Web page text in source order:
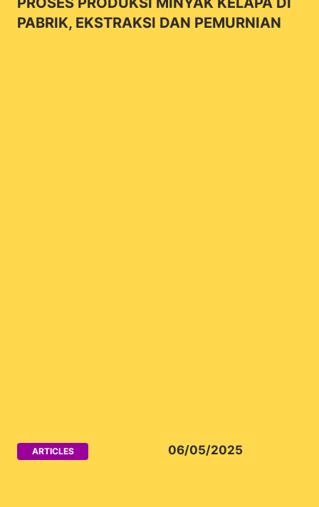
PABRIK, EKSTRAKSI DAN PEMURNIAN
ARTICLES 06/05/2025